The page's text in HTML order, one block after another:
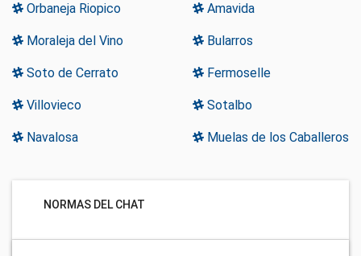
Orbaneja Riopico Amavida
Moraleja del Vino Bularros
Soto de Cerrato Fermoselle
Villovieco Sotalbo
Navalosa Muelas de los Caballeros
NORMAS DEL CHAT